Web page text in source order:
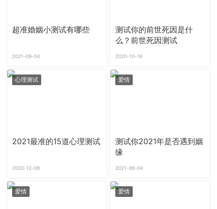
超准婚姻小测试有哪些
2021-09-04
测试你的前世死因是什
么？前世死因测试
2020-10-16
心理测试
2021最准的15道心理测试
2020-12-08
爱情
测试你2021年是否遇到姻
缘
2021-06-04
爱情 爱情